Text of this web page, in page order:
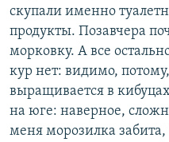
скупали именно
продукты. Позавчера
морковку. А все
кур нет: видимо,
выращивается в
на юге: наверное,
меня морозилка забита,